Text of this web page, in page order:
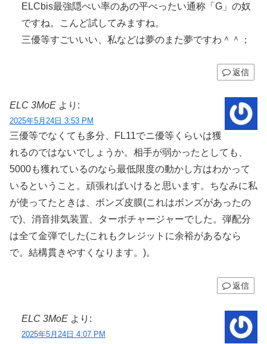
ELCbis最強隠ぺい率のあの平べったい通称「G」の奴
ですね。こんど試してみますね。
三優等すごいいい、私などは夢のまた夢ですわ＾＾；
返信
ELC 3MoE より:
2025年5月24日 3:53 PM
三優等でなくても多分、FL11でニ優等くらいは獲
れるのではないでしょうか。相手が弱かったとしても、
5000も獲れているのなら最低限度の動かし方はわかって
いるということ。頑張ればいけると思います。ちなみに私
が使ってたときは、ボンズ皮膜(これはボンズがあったの
で)、消音排気装置、ターボチャージャーでした。弾配分
は全て金弾でした(これもクレジットに余裕があるなら
で。結構貫きやすくなります。)。
返信
ELC 3MoE より:
2025年5月24日 4:07 PM